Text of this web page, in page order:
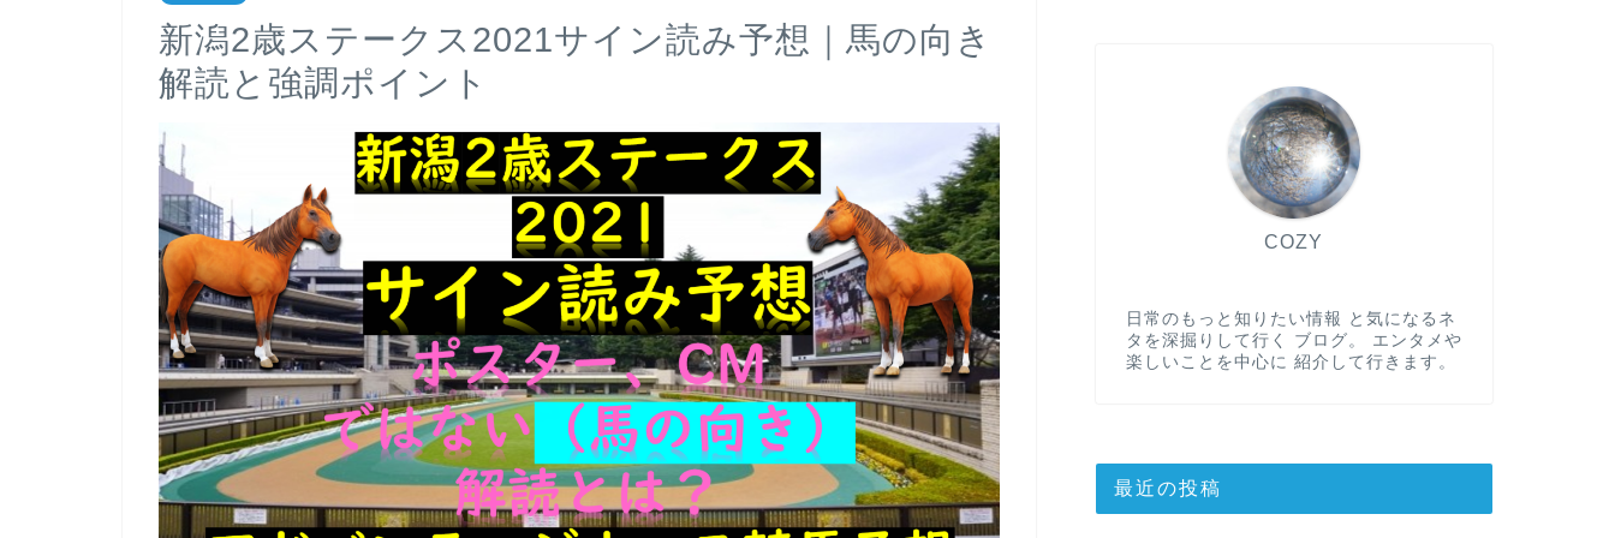
新潟2歳ステークス2021サイン読み予想｜馬の向き
解読と強調ポイント
COZY
日常のもっと知りたい情報 と気になるネ
タを深掘りして行く ブログ。 エンタメや
楽しいことを中心に 紹介して行きます。
最近の投稿